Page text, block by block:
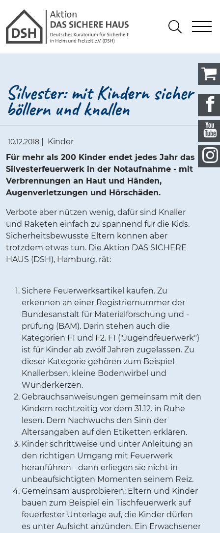
Gathmann Michaelis und
Suchen
Silvester: mit Kindern sicher
böllern und knallen
10.12.2018
Kinder
Für mehr als 200 Kinder endet jedes Jahr das
Silvesterfeuerwerk in der Notaufnahme - mit
Verbrennungen an Haut und Händen,
Augenverletzungen und Hörschäden.
Verbote aber nützen wenig, dafür sind Knaller
und Raketen einfach zu spannend für die Kids.
Sicherheitsbewusste Eltern können aber
trotzdem etwas tun. Die Aktion DAS SICHERE
HAUS (DSH), Hamburg, rät:
Sichere Feuerwerksartikel kaufen. Zu
erkennen an einer Registriernummer der
Bundesanstalt für Materialforschung und -
prüfung (BAM). Darin stehen auch die
Kategorien F1 und F2. F1 ("Jugendfeuerwerk")
ist für Kinder ab zwölf Jahren zugelassen. Zu
dieser Kategorie gehören zum Beispiel
Knallerbsen, kleine Bodenwirbel und
Wunderkerzen.
Gebrauchsanweisungen gemeinsam mit den
Kindern rechtzeitig vor dem 31.12. in Ruhe
lesen. Dem Nachwuchs den Sinn der
Altersangaben auf den Etiketten erklären.
Kinder schrittweise und unter Anleitung an
den richtigen Umgang mit Feuerwerk
heranführen - dann erliegen sie nicht in
unbeaufsichtigten Momenten seinem Reiz.
Gemeinsam ausprobieren: Eltern und Kinder
bauen zum Beispiel ein Tischfeuerwerk auf
feuerfester Unterlage auf, die Kinder dürfen
es unter Aufsicht anzünden. Ein Erwachsener